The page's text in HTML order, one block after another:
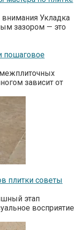
Укладка
зазором — это
пошаговое
зависит от
плитки советы
этап
восприятие